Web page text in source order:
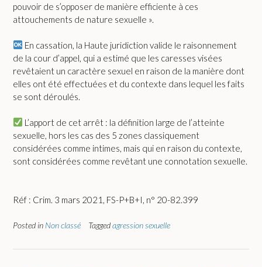
pouvoir de s’opposer de manière efficiente à ces
attouchements de nature sexuelle ».
En cassation, la Haute juridiction valide le raisonnement
de la cour d’appel, qui a estimé que les caresses visées
revêtaient un caractère sexuel en raison de la manière dont
elles ont été effectuées et du contexte dans lequel les faits
se sont déroulés.
L’apport de cet arrêt : la définition large de l’atteinte
sexuelle, hors les cas des 5 zones classiquement
considérées comme intimes, mais qui en raison du contexte,
sont considérées comme revêtant une connotation sexuelle.
Réf : Crim. 3 mars 2021, FS-P+B+I, n° 20-82.399
Posted in Non classé Taggedagression sexuelle